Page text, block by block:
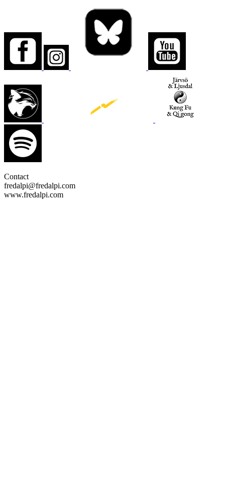
Contact
fredalpi@fredalpi.com
www.fredalpi.com